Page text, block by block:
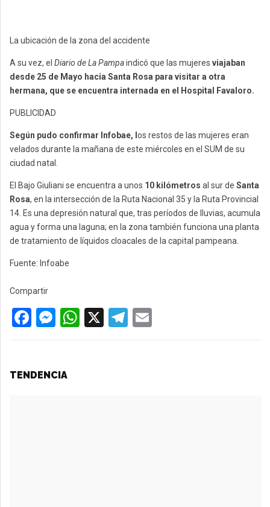
La ubicación de la zona del accidente
A su vez, el Diario de La Pampaindicó que las mujeres viajaban
desde 25 de Mayo hacia Santa Rosa para visitar a otra
hermana, que se encuentra internada en el Hospital Favaloro.
PUBLICIDAD
Según pudo confirmar Infobae, l os restos de las mujeres eran
velados durante la mañana de este miércoles en el SUM de su
ciudad natal.
El Bajo Giuliani se encuentra a unos 10 kilómetros al sur de Santa
Rosa, en la intersección de la Ruta Nacional 35 y la Ruta Provincial
14. Es una depresión natural que, tras períodos de lluvias, acumula
agua y forma una laguna; en la zona también funciona una planta
de tratamiento de líquidos cloacales de la capital pampeana.
Fuente: Infoabe
Compartir
F
b
M
n
W X
T
TENDENCIA